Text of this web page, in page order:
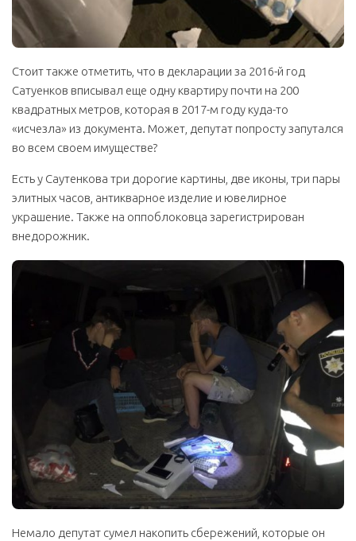
Стоит также отметить, что в декларации за 2016-й год
Сатуенков вписывал еще одну квартиру почти на 200
квадратных метров, которая в 2017-м году куда-то
«исчезла» из документа. Может, депутат попросту запутался
во всем своем имуществе?
Есть у Саутенкова три дорогие картины, две иконы, три пары
элитных часов, антикварное изделие и ювелирное
украшение. Также на оппоблоковца зарегистрирован
внедорожник.
Немало депутат сумел накопить сбережений, которые он